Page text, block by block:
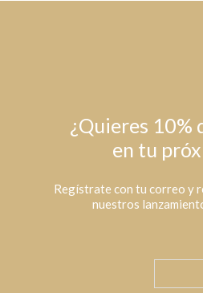
¿Quieres 10%
en tu
Regístrate con tu correo y
nuestros